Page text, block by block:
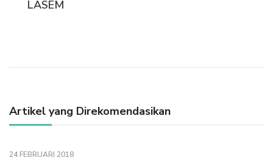
LASEM
Artikel yang Direkomendasikan
24 FEBRUARI 2018